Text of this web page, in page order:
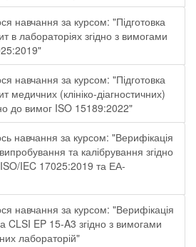
навчання за курсом: "Підготовка
в лабораторіях згідно з вимогами
навчання за курсом: "Підготовка
медичних (клініко-діагностичних)
до вимог ISO 15189:2022"
навчання за курсом: "Верифікація
та калібрування згідно
IEC 17025:2019 та ЕА-
навчання за курсом: "Верифікація
CLSI EP 15-A3 згідно з вимогами
лабораторій"